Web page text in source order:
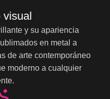
visual
y su apariencia
en metal a
de arte contemporáneo
moderno a cualquier